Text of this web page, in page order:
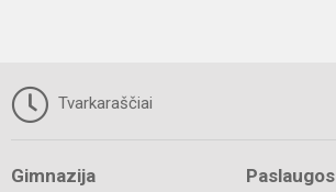
Tvarkaraščiai
Gimnazija Paslaugos